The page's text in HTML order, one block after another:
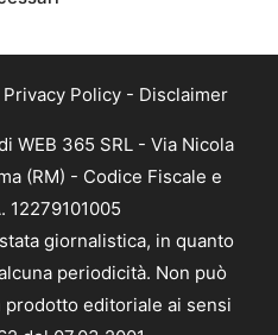
Privacy Policy - Disclaimer
WEB 365 SRL - Via Nicola
(RM) - Codice Fiscale e
12279101005
giornalistica, in quanto
periodicità. Non può
editoriale ai sensi